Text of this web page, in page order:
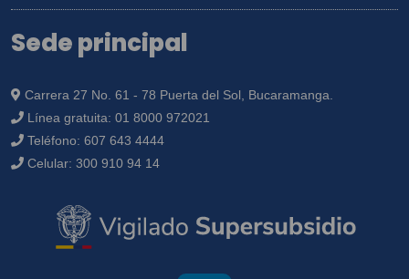
Sede principal
Carrera 27 No. 61 - 78 Puerta del Sol, Bucaramanga.
Línea gratuita: 01 8000 972021
Teléfono: 607 643 4444
Celular: 300 910 94 14